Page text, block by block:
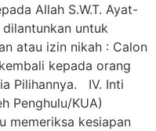
Allah S.W.T. Ayat-
untuk
atau izin nikah : Calon
kepada orang
Pilihannya. IV. Inti
Penghulu/KUA)
memeriksa kesiapan